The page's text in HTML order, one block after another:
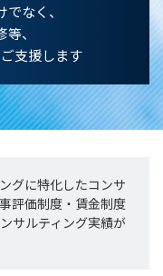
なく、
、
支援します
グに特化したコンサ
評価制度・賃金制度
サルティング実績が